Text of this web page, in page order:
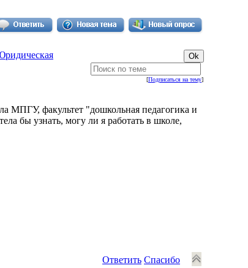
[Подписаться на тему]
МПГУ, факультет "дошкольная педагогика и
бы узнать, могу ли я работать в школе,
Ответить Спасибо